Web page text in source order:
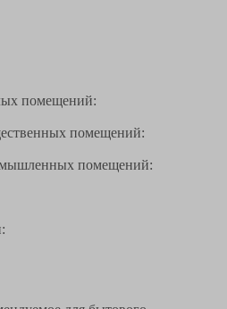
помещений:
помещений:
помещений: